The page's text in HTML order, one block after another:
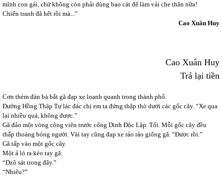
mình con gái, chứ không còn phải dùng bao cát để làm vải che thân nữa!
Chiến tranh đã hết rồi mà...”
Cao Xuân Huy
Cao Xuân Huy
Trả lại tiền
Cơn thèm đàn bà bắt gã đạp xe loanh quanh trong thành phố.
Đường Hồng Thập Tự lác đác chị em ta đứng thập thò dưới các gốc cây. “Xe qua
lại nhiều quá, không được.”
Gã đảo một vòng công viên trước cổng Dinh Độc Lập. Tối. Mỗi gốc cây đều
thấp thoáng bóng người. Vài tay cũng đạp xe rảo rảo giống gã. “Được rồi.”
Gã tấp vào một gốc cây.
Một ả ló ra kéo tay gã:
“Dzô sát trong đây.”
“Nhiêu?”